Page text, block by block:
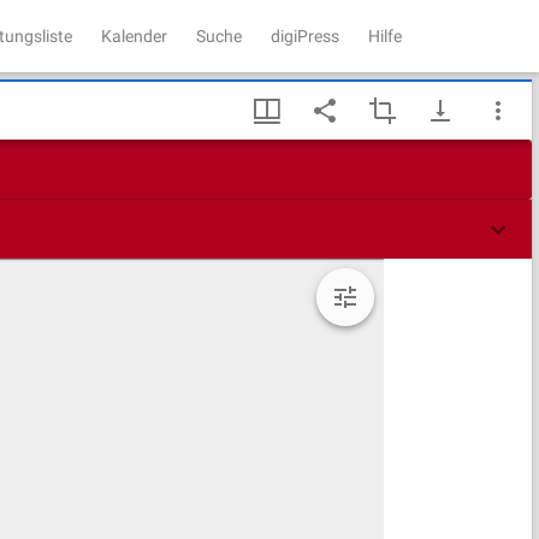
Kalender Suche digiPress Hilfe